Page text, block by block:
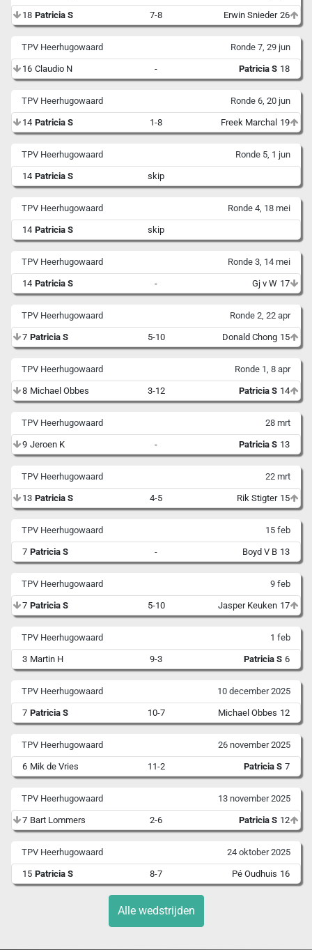
18 Patricia S 7-8 Erwin Snieder 26
TPV Heerhugowaard Ronde 7, 29 jun
16 Claudio N - Patricia S 18
TPV Heerhugowaard Ronde 6, 20 jun
14 Patricia S 1-8 Freek Marchal 19
TPV Heerhugowaard Ronde 5, 1 jun
14 Patricia S skip
TPV Heerhugowaard Ronde 4, 18 mei
14 Patricia S skip
TPV Heerhugowaard Ronde 3, 14 mei
14 Patricia S - Gj v W 17
TPV Heerhugowaard Ronde 2, 22 apr
7 Patricia S 5-10 Donald Chong 15
TPV Heerhugowaard Ronde 1, 8 apr
8 Michael Obbes 3-12 Patricia S 14
TPV Heerhugowaard 28 mrt
9 Jeroen K - Patricia S 13
TPV Heerhugowaard 22 mrt
13 Patricia S 4-5 Rik Stigter 15
TPV Heerhugowaard 15 feb
7 Patricia S - Boyd V B 13
TPV Heerhugowaard 9 feb
7 Patricia S 5-10 Jasper Keuken 17
TPV Heerhugowaard 1 feb
3 Martin H 9-3 Patricia S 6
TPV Heerhugowaard 10 december 2025
7 Patricia S 10-7 Michael Obbes 12
TPV Heerhugowaard 26 november 2025
6 Mik de Vries 11-2 Patricia S 7
TPV Heerhugowaard 13 november 2025
7 Bart Lommers 2-6 Patricia S 12
TPV Heerhugowaard 24 oktober 2025
15 Patricia S 8-7 Pé Oudhuis 16
Alle wedstrijden